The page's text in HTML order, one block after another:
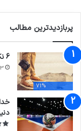
پربازدیدترین مطالب
71%
6 نکته‌ی مهم برای گرفتن عکس‌های جذاب‌تر در سفر
3 جولای 2021